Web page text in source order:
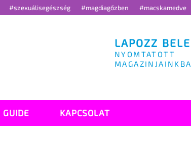
#szexuálisegészség #magdiagőzben #macskamedve
LAPOZZ BELE
NYOMTATOTT
MAGAZINJAINKBA
GUIDE KAPCSOLAT